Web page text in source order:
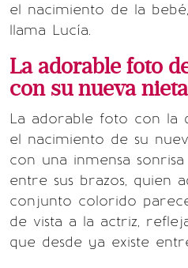
el nacimiento de la
llama Lucía.
La adorable foto
con su nueva nieta
La adorable foto con la
el nacimiento de su
con una inmensa
entre sus brazos, quien
conjunto colorido
de vista a la actriz,
que desde ya existe